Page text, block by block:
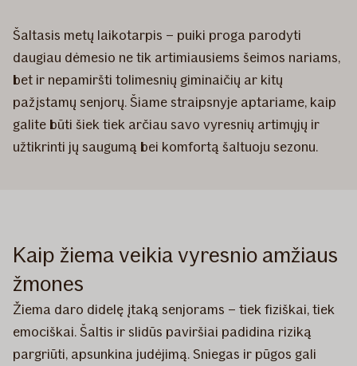
Šaltasis metų laikotarpis – puiki proga parodyti
daugiau dėmesio ne tik artimiausiems šeimos nariams,
bet ir nepamiršti tolimesnių giminaičių ar kitų
pažįstamų senjorų. Šiame straipsnyje aptariame, kaip
galite būti šiek tiek arčiau savo vyresnių artimųjų ir
užtikrinti jų saugumą bei komfortą šaltuoju sezonu.
Kaip žiema veikia vyresnio amžiaus
žmones
Žiema daro didelę įtaką senjorams – tiek fiziškai, tiek
emociškai. Šaltis ir slidūs paviršiai padidina riziką
pargriūti, apsunkina judėjimą. Sniegas ir pūgos gali